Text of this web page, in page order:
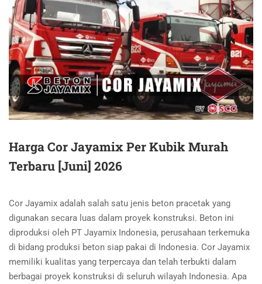
Harga Cor Jayamix Per Kubik Murah
Terbaru [Juni] 2026
Cor Jayamix adalah salah satu jenis beton pracetak yang
digunakan secara luas dalam proyek konstruksi. Beton ini
diproduksi oleh PT Jayamix Indonesia, perusahaan terkemuka
di bidang produksi beton siap pakai di Indonesia. Cor Jayamix
memiliki kualitas yang terpercaya dan telah terbukti dalam
berbagai proyek konstruksi di seluruh wilayah Indonesia. Apa